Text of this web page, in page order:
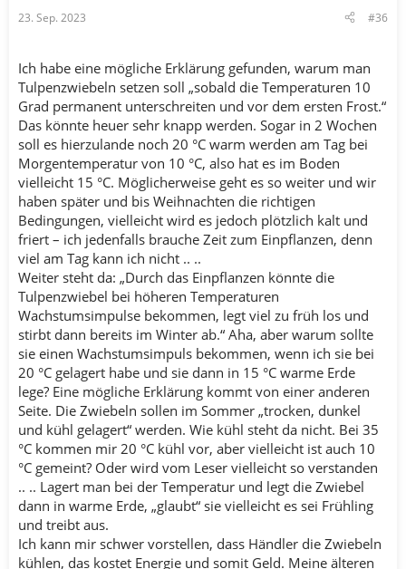
:
23. Sep. 2023 #36
Ich habe eine mögliche Erklärung gefunden, warum man
Tulpenzwiebeln setzen soll „sobald die Temperaturen 10
Grad permanent unterschreiten und vor dem ersten Frost.“
Das könnte heuer sehr knapp werden. Sogar in 2 Wochen
soll es hierzulande noch 20 °C warm werden am Tag bei
Morgentemperatur von 10 °C, also hat es im Boden
vielleicht 15 °C. Möglicherweise geht es so weiter und wir
haben später und bis Weihnachten die richtigen
Bedingungen, vielleicht wird es jedoch plötzlich kalt und
friert – ich jedenfalls brauche Zeit zum Einpflanzen, denn
viel am Tag kann ich nicht .. ..
Weiter steht da: „Durch das Einpflanzen könnte die
Tulpenzwiebel bei höheren Temperaturen
Wachstumsimpulse bekommen, legt viel zu früh los und
stirbt dann bereits im Winter ab.“ Aha, aber warum sollte
sie einen Wachstumsimpuls bekommen, wenn ich sie bei
20 °C gelagert habe und sie dann in 15 °C warme Erde
lege? Eine mögliche Erklärung kommt von einer anderen
Seite. Die Zwiebeln sollen im Sommer „trocken, dunkel
und kühl gelagert“ werden. Wie kühl steht da nicht. Bei 35
°C kommen mir 20 °C kühl vor, aber vielleicht ist auch 10
°C gemeint? Oder wird vom Leser vielleicht so verstanden
.. .. Lagert man bei der Temperatur und legt die Zwiebel
dann in warme Erde, „glaubt“ sie vielleicht es sei Frühling
und treibt aus.
Ich kann mir schwer vorstellen, dass Händler die Zwiebeln
kühlen, das kostet Energie und somit Geld. Meine älteren